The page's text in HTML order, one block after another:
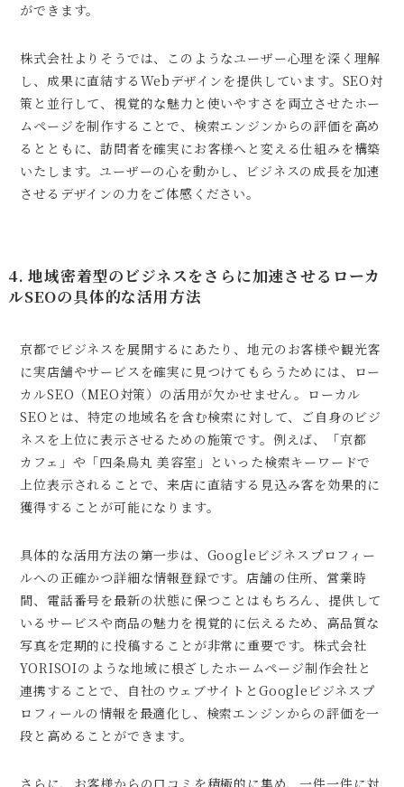
ができます。
株式会社よりそうでは、このようなユーザー心理を深く理解
し、成果に直結するWebデザインを提供しています。SEO対
策と並行して、視覚的な魅力と使いやすさを両立させたホー
ムページを制作することで、検索エンジンからの評価を高め
るとともに、訪問者を確実にお客様へと変える仕組みを構築
いたします。ユーザーの心を動かし、ビジネスの成長を加速
させるデザインの力をご体感ください。
4. 地域密着型のビジネスをさらに加速させるローカ
ルSEOの具体的な活用方法
京都でビジネスを展開するにあたり、地元のお客様や観光客
に実店舗やサービスを確実に見つけてもらうためには、ロー
カルSEO（MEO対策）の活用が欠かせません。ローカル
SEOとは、特定の地域名を含む検索に対して、ご自身のビジ
ネスを上位に表示させるための施策です。例えば、「京都
カフェ」や「四条烏丸 美容室」といった検索キーワードで
上位表示されることで、来店に直結する見込み客を効果的に
獲得することが可能になります。
具体的な活用方法の第一歩は、Googleビジネスプロフィー
ルへの正確かつ詳細な情報登録です。店舗の住所、営業時
間、電話番号を最新の状態に保つことはもちろん、提供して
いるサービスや商品の魅力を視覚的に伝えるため、高品質な
写真を定期的に投稿することが非常に重要です。株式会社
YORISOIのような地域に根ざしたホームページ制作会社と
連携することで、自社のウェブサイトとGoogleビジネスプ
ロフィールの情報を最適化し、検索エンジンからの評価を一
段と高めることができます。
さらに、お客様からの口コミを積極的に集め、一件一件に対